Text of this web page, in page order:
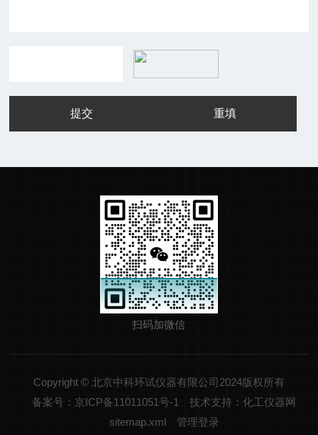
扫码加微信
Copyright © 北京中科环试仪器有限公司2024版权所有
备案号：京ICP备11011051号-1
技术支持：化工仪器网
sitemap.xml
管理登录